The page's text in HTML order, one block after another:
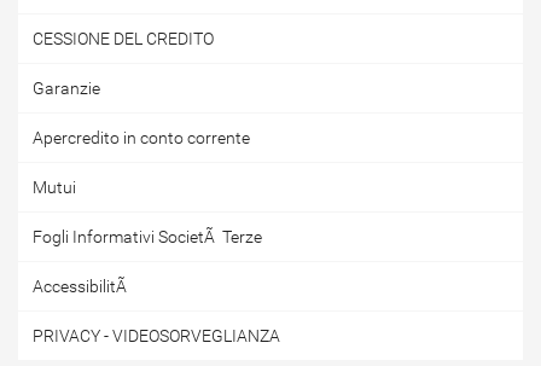
CESSIONE DEL CREDITO
Garanzie
Apercredito in conto corrente
Mutui
Fogli Informativi SocietÃ Terze
AccessibilitÃ
PRIVACY - VIDEOSORVEGLIANZA